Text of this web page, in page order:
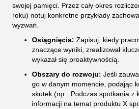
swojej pamięci. Przez cały okres
roku) notuj konkretne przykłady
wyzwań.
Osiągnięcia: Zapisuj, kiedy
znaczące wyniki, zrealizował
wykazał się proaktywnością.
Obszary do rozwoju: Jeśli
go w danym momencie, podając
skutek (np. „Podczas spotkania z
informacji na temat produktu X